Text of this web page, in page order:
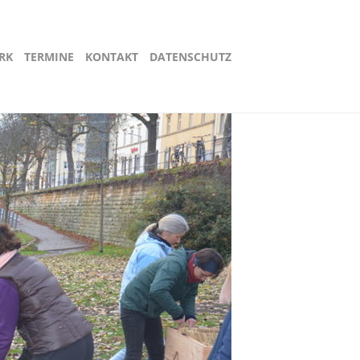
TERMINE KONTAKT DATENSCHUTZ